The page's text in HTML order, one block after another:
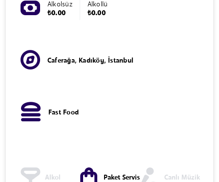
Alkolsüz
₺0.00
Alkollü
₺0.00
Caferağa, Kadıköy, İstanbul
Fast Food
Alkol Paket Servis Canlı Müzik